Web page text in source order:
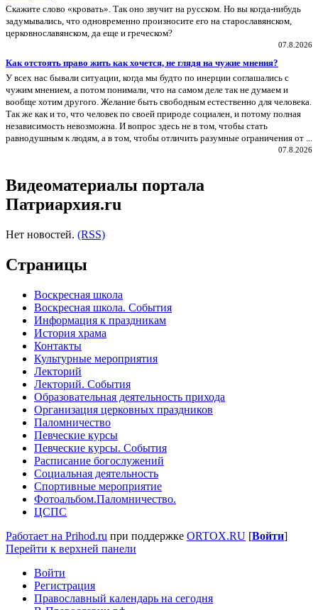
Скажите слово «кровать». Так оно звучит на русском. Но вы когда-нибудь
задумывались, что одновременно произносите его на старославянском,
церковнославянском, да еще и греческом?
07.8.2026
Как отстоять право жить как хочется, не глядя на чужие мнения?
У всех нас бывали ситуации, когда мы будто по инерции соглашались с
чужим мнением, а потом понимали, что на самом деле так не думаем и
вообще хотим другого. Желание быть свободным естественно для человека.
Так же как и то, что человек по своей природе социален, и потому полная
независимость невозможна. И вопрос здесь не в том, чтобы стать
равнодушным к людям, а в том, чтобы отличить разумные ограничения от ...
07.8.2026
Видеоматериалы портала
Патриархия.ru
Нет новостей. (RSS)
Страницы
Воскресная школа
Воскресная школа. События
Информация к праздникам
История храма
Контакты
Культурные мероприятия
Лекторий
Лекторий. События
Образовательная деятельность прихода
Организация церковных праздников
Паломничество
Певческие курсы
Певческие курсы. События
Расписание богослужений
Социальная деятельность
Спортивные мероприятие
Фотоальбом.Паломничество.
ЦСПС
Работает на Prihod.ru при поддержке ORTOX.RU [Войти]
Перейти к верхней панели
Войти
Регистрация
Православный календарь на сегодня